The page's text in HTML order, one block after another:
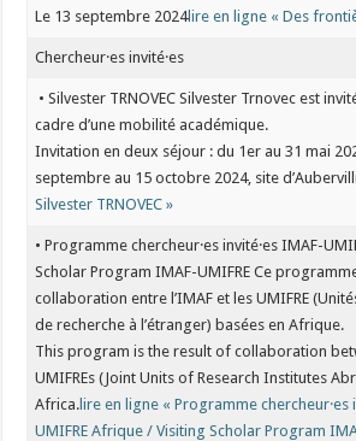
Le 13 septembre 2024lire en ligne « Des
Chercheur·es invité·es
• Silvester TRNOVEC Silvester Trnovec est
cadre d’une mobilité académique.
Invitation en deux séjour : du 1er au 31 mai
septembre au 15 octobre 2024, site
Silvester TRNOVEC »
• Programme chercheur·es invité·es IMAF-
Scholar Program IMAF-UMIFRE Ce
collaboration entre l’IMAF et les UMIFRE
de recherche à l’étranger) basées en Afrique.
This program is the result of collaboration
UMIFREs (Joint Units of Research Institutes
Africa. lire en ligne « Programme chercheur·es
UMIFRE Afrique / Visiting Scholar Program